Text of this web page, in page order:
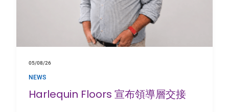
05/08/26
NEWS
Harlequin Floors 宣布領導層交接